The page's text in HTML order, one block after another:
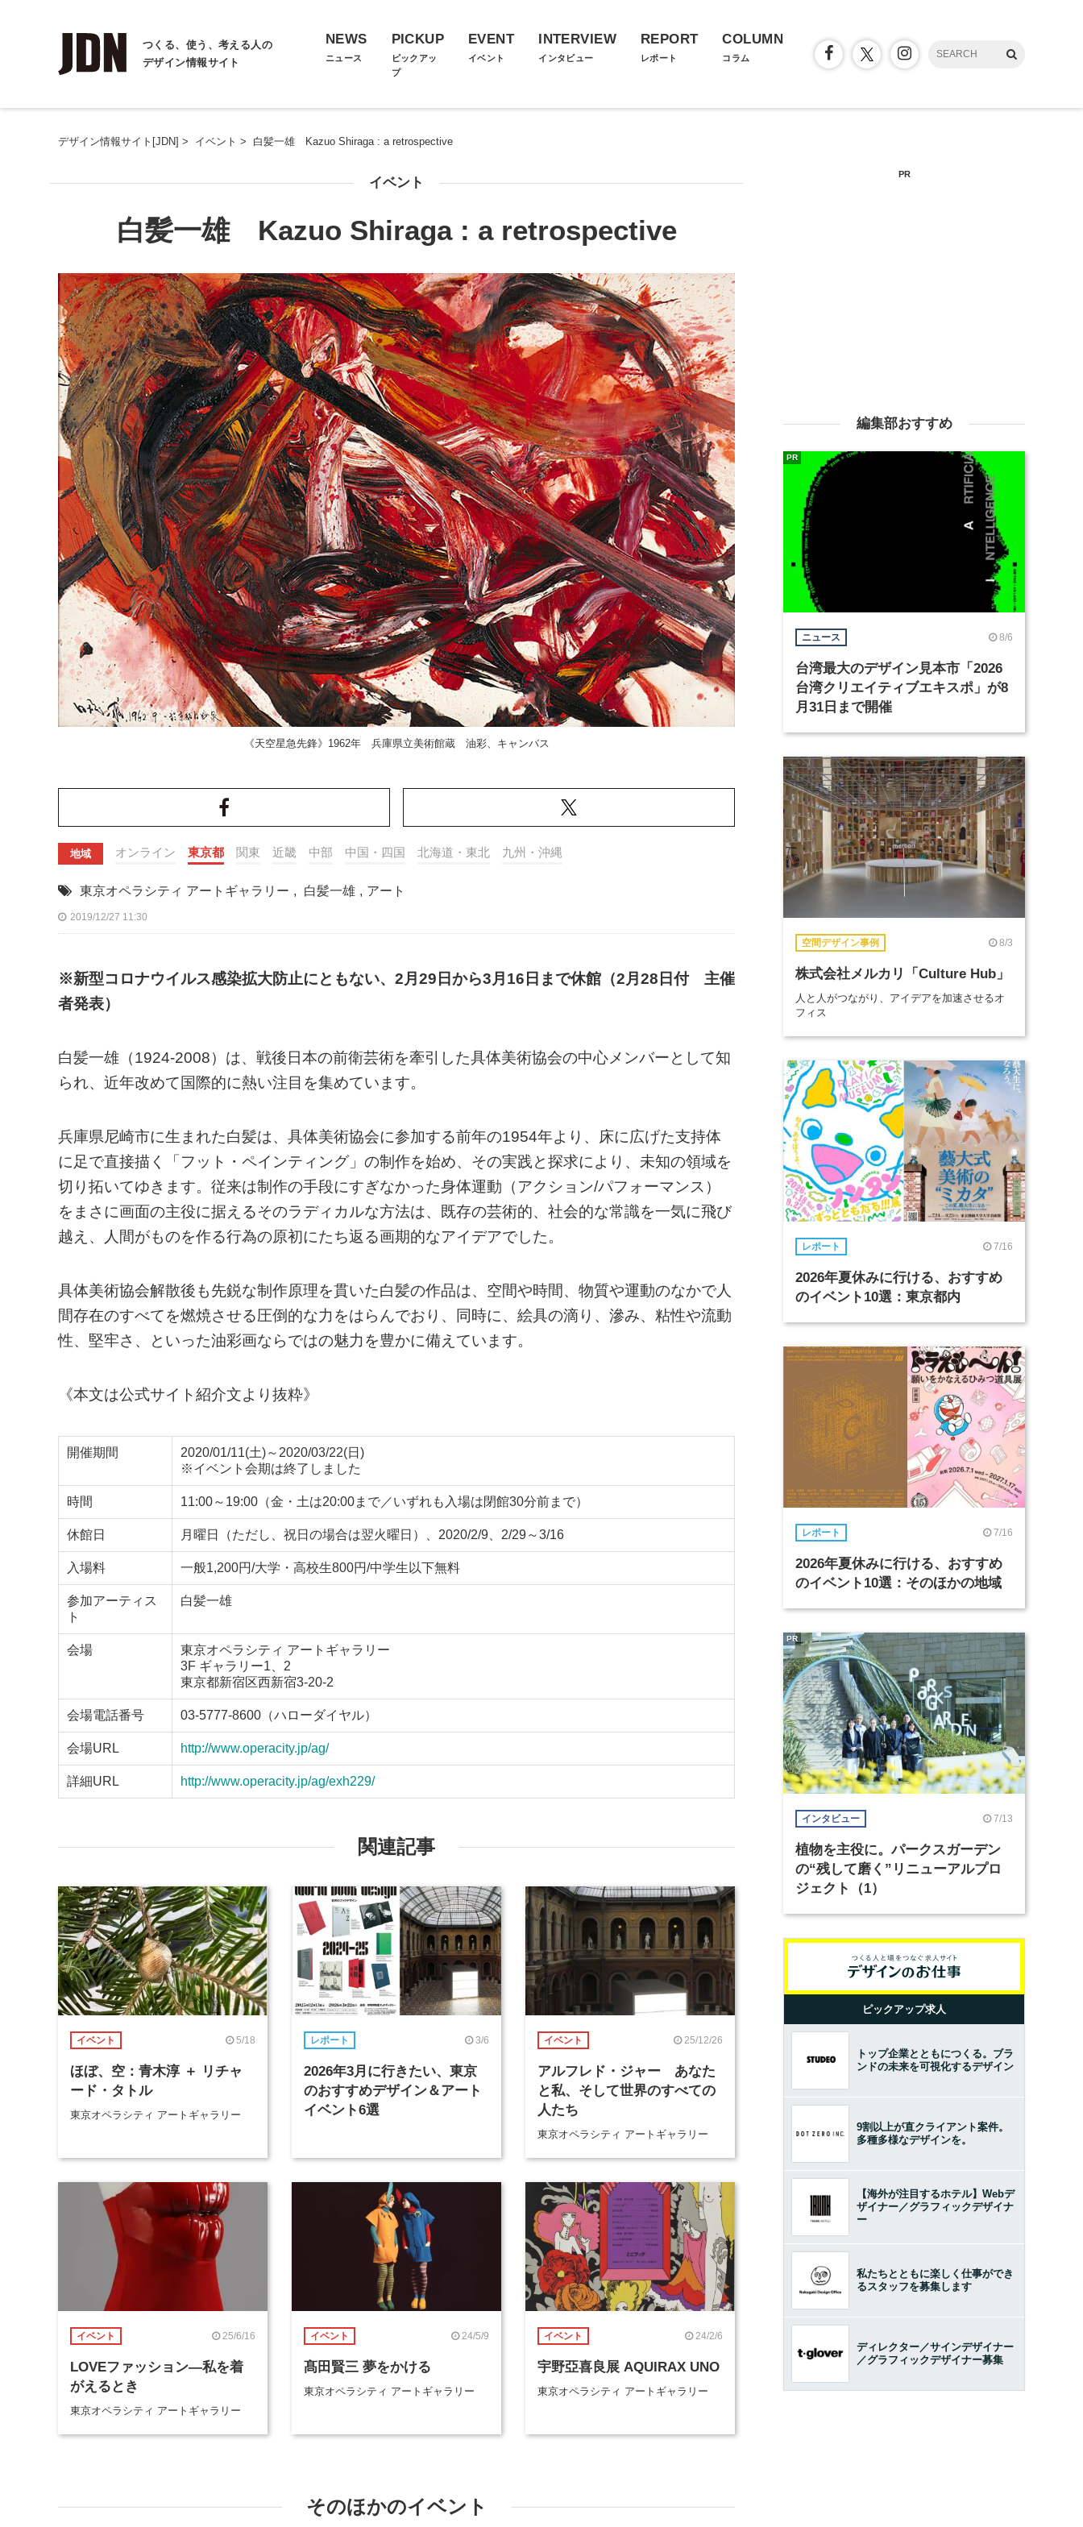
つくる、使う、考える人の
デザイン情報サイト
NEWS
ニュース
PICKUP
ピックアッ
プ
EVENT
イベント
INTERVIEW
インタビュー
REPORT
レポート
COLUMN
コラム
デザイン情報サイト[JDN] > イベント > 白髪一雄 Kazuo Shiraga : a retrospective
イベント
白髪一雄 Kazuo Shiraga : a retrospective
《天空星急先鋒》1962年 兵庫県立美術館蔵 油彩、キャンバス
地域 オンライン 東京都 関東 近畿 中部 中国・四国 北海道・東北 九州・沖縄
東京オペラシティ アートギャラリー , 白髪一雄 , アート
2019/12/27 11:30
※新型コロナウイルス感染拡大防止にともない、2月29日から3月16日まで休館（2月28日付 主催
者発表）
白髪一雄（1924-2008）は、戦後日本の前衛芸術を牽引した具体美術協会の中心メンバーとして知
られ、近年改めて国際的に熱い注目を集めています。
兵庫県尼崎市に生まれた白髪は、具体美術協会に参加する前年の1954年より、床に広げた支持体
に足で直接描く「フット・ペインティング」の制作を始め、その実践と探求により、未知の領域を
切り拓いてゆきます。従来は制作の手段にすぎなかった身体運動（アクション/パフォーマンス）
をまさに画面の主役に据えるそのラディカルな方法は、既存の芸術的、社会的な常識を一気に飛び
越え、人間がものを作る行為の原初にたち返る画期的なアイデアでした。
具体美術協会解散後も先鋭な制作原理を貫いた白髪の作品は、空間や時間、物質や運動のなかで人
間存在のすべてを燃焼させる圧倒的な力をはらんでおり、同時に、絵具の滴り、滲み、粘性や流動
性、堅牢さ、といった油彩画ならではの魅力を豊かに備えています。
《本文は公式サイト紹介文より抜粋》
開催期間
2020/01/11(土)～2020/03/22(日)
※イベント会期は終了しました
時間 11:00～19:00（金・土は20:00まで／いずれも入場は閉館30分前まで）
休館日 月曜日（ただし、祝日の場合は翌火曜日）、2020/2/9、2/29～3/16
入場料 一般1,200円/大学・高校生800円/中学生以下無料
参加アーティス
ト
白髪一雄
会場
東京オペラシティ アートギャラリー
3F ギャラリー1、2
東京都新宿区西新宿3-20-2
会場電話番号 03-5777-8600（ハローダイヤル）
会場URL http://www.operacity.jp/ag/
詳細URL http://www.operacity.jp/ag/exh229/
関連記事
イベント 5/18
ほぼ、空：青木淳 ＋ リチャ
ード・タトル
東京オペラシティ アートギャラリー
レポート 3/6
2026年3月に行きたい、東京
のおすすめデザイン＆アート
イベント6選
イベント 25/12/26
アルフレド・ジャー あなた
と私、そして世界のすべての
人たち
東京オペラシティ アートギャラリー
イベント 25/6/16
LOVEファッション―私を着
がえるとき
東京オペラシティ アートギャラリー
イベント 24/5/9
髙田賢三 夢をかける
東京オペラシティ アートギャラリー
イベント 24/2/6
宇野亞喜良展 AQUIRAX UNO
東京オペラシティ アートギャラリー
そのほかのイベント
PR
編集部おすすめ
ニュース 8/6
台湾最大のデザイン見本市「2026
台湾クリエイティブエキスポ」が8
月31日まで開催
PR
空間デザイン事例 8/3
株式会社メルカリ「Culture Hub」
人と人がつながり、アイデアを加速させるオ
フィス
レポート 7/16
2026年夏休みに行ける、おすすめ
のイベント10選：東京都内
レポート 7/16
2026年夏休みに行ける、おすすめ
のイベント10選：そのほかの地域
インタビュー 7/13
植物を主役に。パークスガーデン
の“残して磨く”リニューアルプロ
ジェクト（1）
PR
ピックアップ求人
トップ企業とともにつくる。ブラ
ンドの未来を可視化するデザイン
9割以上が直クライアント案件。
多種多様なデザインを。
【海外が注目するホテル】Webデ
ザイナー／グラフィックデザイナ
ー
私たちとともに楽しく仕事ができ
るスタッフを募集します
ディレクター／サインデザイナー
／グラフィックデザイナー募集